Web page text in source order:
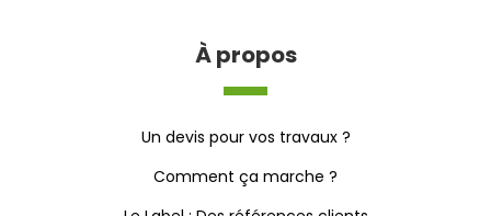
À propos
Un devis pour vos travaux ?
Comment ça marche ?